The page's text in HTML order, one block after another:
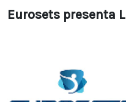
Eurosets presenta